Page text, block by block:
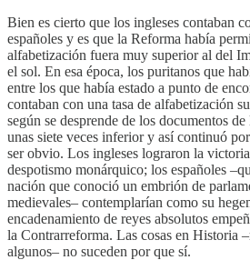
Bien es cierto que los ingleses contaban
españoles y es que la Reforma había
alfabetización fuera muy superior al del
el sol. En esa época, los puritanos que
entre los que había estado a punto de
contaban con una tasa de alfabetización
según se desprende de los documentos
unas siete veces inferior y así continuó
ser obvio. Los ingleses lograron la
despotismo monárquico; los españoles
nación que conoció un embrión de
medievales– contemplarían como su
encadenamiento de reyes absolutos
la Contrarreforma. Las cosas en Historia
algunos– no suceden por que sí.